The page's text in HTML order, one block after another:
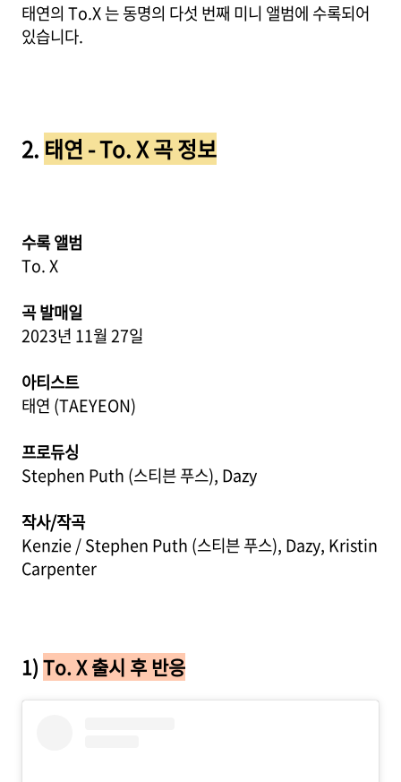
태연의 To.X 는 동명의 다섯 번째 미니 앨범에 수록되어
있습니다.
2. 태연 - To. X 곡 정보
수록 앨범
To. X
곡 발매일
2023년 11월 27일
아티스트
태연 (TAEYEON)
프로듀싱
Stephen Puth (스티븐 푸스), Dazy
작사/작곡
Kenzie / Stephen Puth (스티븐 푸스), Dazy, Kristin
Carpenter
1)To. X 출시 후 반응